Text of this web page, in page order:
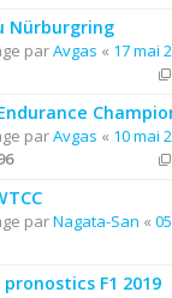
Nürburgring
parAvgas « 17 mai
parAvgas « 10 mai
parNagata-San «
F1 2019